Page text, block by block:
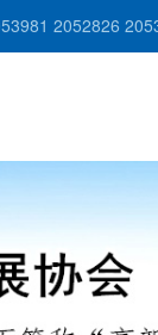
2052826